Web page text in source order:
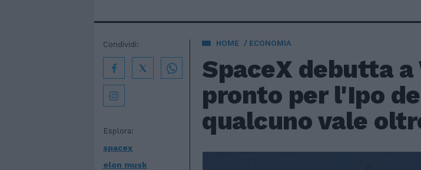
HOME ECONOMIA
SpaceX debutta
pronto per l'Ipo
qualcuno vale
Esplora:
spacex
elon musk
Condividi: